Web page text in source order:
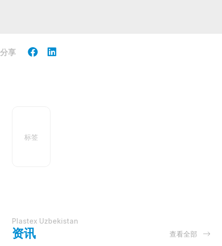
分享
标签
Plastex Uzbekistan
资讯 查看全部